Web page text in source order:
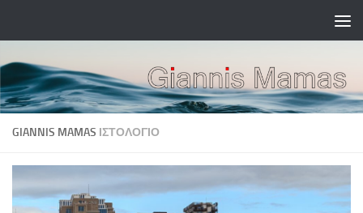
GIANNIS MAMAS ΙΣΤΟΛΌΓΙΟ